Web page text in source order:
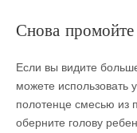
Снова промойте
Если вы видите
можете использовать
полотенце смесью из
оберните голову